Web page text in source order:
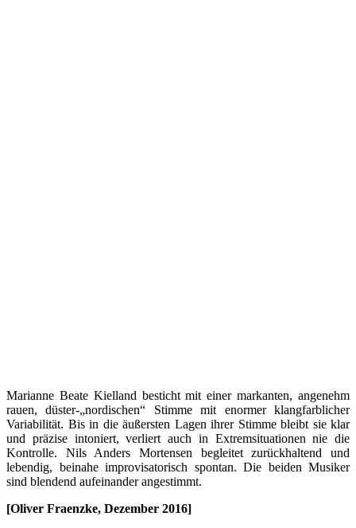
Marianne Beate Kielland besticht mit einer markanten, angenehm
rauen, düster-„nordischen“ Stimme mit enormer klangfarblicher
Variabilität. Bis in die äußersten Lagen ihrer Stimme bleibt sie klar
und präzise intoniert, verliert auch in Extremsituationen nie die
Kontrolle. Nils Anders Mortensen begleitet zurückhaltend und
lebendig, beinahe improvisatorisch spontan. Die beiden Musiker
sind blendend aufeinander angestimmt.
[Oliver Fraenzke, Dezember 2016]